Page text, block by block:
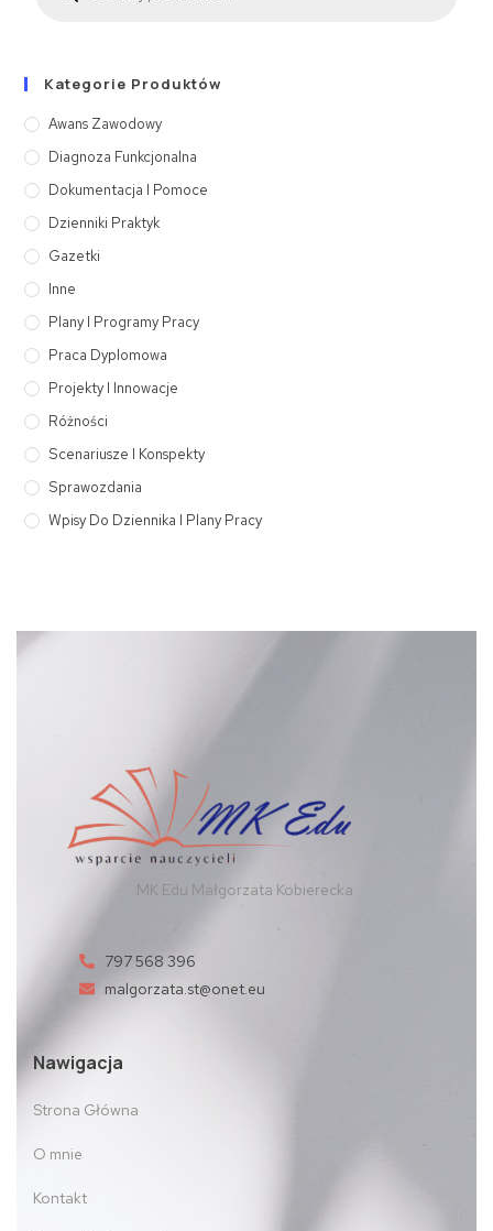
Kategorie Produktów
Awans Zawodowy
Diagnoza Funkcjonalna
Dokumentacja I Pomoce
Dzienniki Praktyk
Gazetki
Inne
Plany I Programy Pracy
Praca Dyplomowa
Projekty I Innowacje
Różności
Scenariusze I Konspekty
Sprawozdania
Wpisy Do Dziennika I Plany Pracy
MK Edu Małgorzata Kobierecka
797 568 396
malgorzata.st@onet.eu
Nawigacja
Strona Główna
O mnie
Kontakt